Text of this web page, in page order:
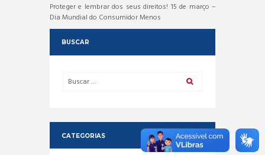
Proteger e lembrar dos seus direitos! 15 de março –
Dia Mundial do Consumidor Menos
BUSCAR
CATEGORIAS